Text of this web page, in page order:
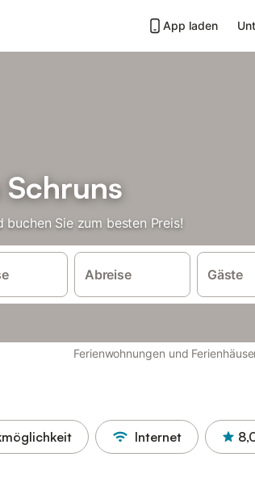
App laden
buchen Sie zum besten Preis!
Abreise Gäste
Ferienwohnungen und
Internet